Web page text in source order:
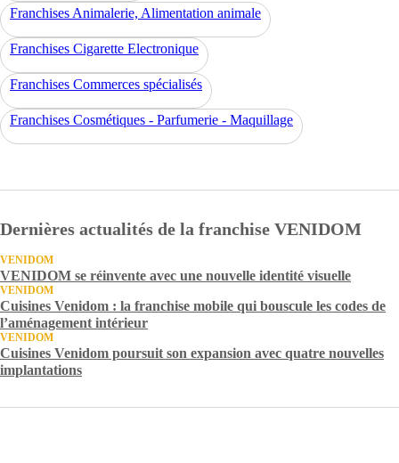
Franchises Animalerie, Alimentation animale
Franchises Cigarette Electronique
Franchises Commerces spécialisés
Franchises Cosmétiques - Parfumerie - Maquillage
Dernières actualités de la franchise VENIDOM
VENIDOM
VENIDOM se réinvente avec une nouvelle identité visuelle
VENIDOM
Cuisines Venidom : la franchise mobile qui bouscule les codes de
l’aménagement intérieur
VENIDOM
Cuisines Venidom poursuit son expansion avec quatre nouvelles
implantations